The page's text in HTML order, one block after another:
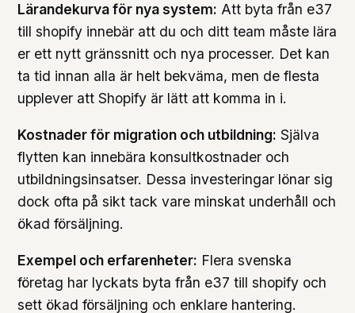
Lärandekurva för nya system: Att byta från e37
till shopify innebär att du och ditt team måste lära
er ett nytt gränssnitt och nya processer. Det kan
ta tid innan alla är helt bekväma, men de flesta
upplever att Shopify är lätt att komma in i.
Kostnader för migration och utbildning: Själva
flytten kan innebära konsultkostnader och
utbildningsinsatser. Dessa investeringar lönar sig
dock ofta på sikt tack vare minskat underhåll och
ökad försäljning.
Exempel och erfarenheter: Flera svenska
företag har lyckats byta från e37 till shopify och
sett ökad försäljning och enklare hantering.